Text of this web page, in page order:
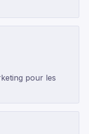
pour les